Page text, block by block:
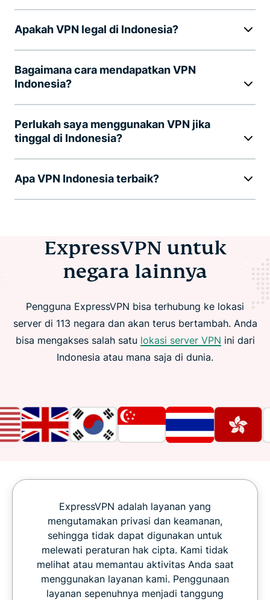
Apakah VPN legal di Indonesia?
Bagaimana cara mendapatkan VPN
Indonesia?
Perlukah saya menggunakan VPN jika
tinggal di Indonesia?
Apa VPN Indonesia terbaik?
ExpressVPN untuk
negara lainnya
Pengguna ExpressVPN bisa terhubung ke lokasi
server di 113 negara dan akan terus bertambah. Anda
bisa mengakses salah satu lokasi server VPN ini dari
Indonesia atau mana saja di dunia.
ExpressVPN adalah layanan yang
mengutamakan privasi dan keamanan,
sehingga tidak dapat digunakan untuk
melewati peraturan hak cipta. Kami tidak
melihat atau memantau aktivitas Anda saat
menggunakan layanan kami. Penggunaan
layanan sepenuhnya menjadi tanggung